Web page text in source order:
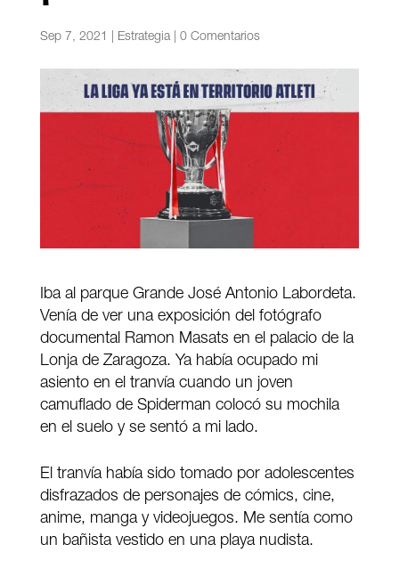
Sep 7, 2021 Estrategia| 0 Comentarios
Iba al parque Grande José Antonio Labordeta.
Venía de ver una exposición del fotógrafo
documental Ramon Masats en el palacio de la
Lonja de Zaragoza. Ya había ocupado mi
asiento en el tranvía cuando un joven
camuflado de Spiderman colocó su mochila
en el suelo y se sentó a mi lado.
El tranvía había sido tomado por adolescentes
disfrazados de personajes de cómics, cine,
anime, manga y videojuegos. Me sentía como
un bañista vestido en una playa nudista.